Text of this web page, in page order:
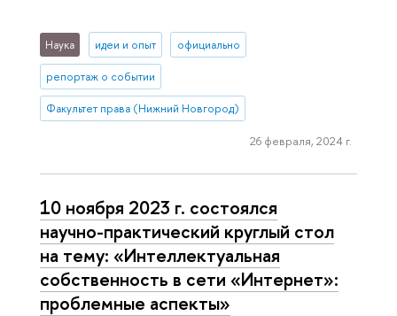
Наука идеи и опыт официально
репортаж о событии
Факультет права (Нижний Новгород)
26 февраля, 2024 г.
10 ноября 2023 г. состоялся
научно-практический круглый стол
на тему: «Интеллектуальная
собственность в сети «Интернет»:
проблемные аспекты»